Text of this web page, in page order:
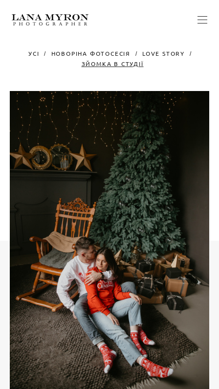
УСІ НОВОРІНА ФОТОСЕСІЯ
LOVE STORY
ЗЙОМКА В СТУДІЇ